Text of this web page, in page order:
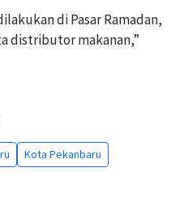
di Pasar Ramadan,
distributor makanan,”
Kota Pekanbaru